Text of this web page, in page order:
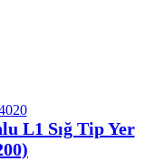
L1 Sığ Tip Yer